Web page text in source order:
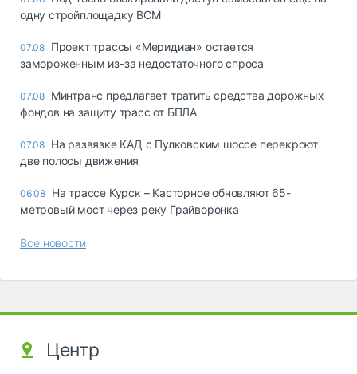
одну стройплощадку ВСМ
07.08 Проект трассы «Меридиан» остается
замороженным из-за недостаточного спроса
07.08 Минтранс предлагает тратить средства дорожных
фондов на защиту трасс от БПЛА
07.08 На развязке КАД с Пулковским шоссе перекроют
две полосы движения
06.08 На трассе Курск – Касторное обновляют 65-
метровый мост через реку Грайворонка
Все новости
Центр